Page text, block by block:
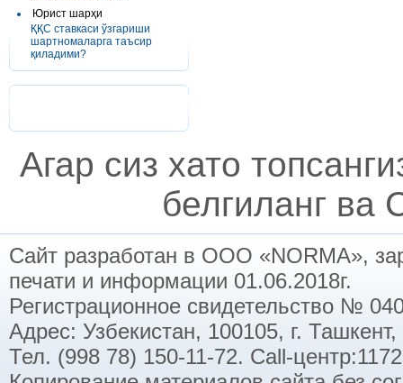
Юрист шарҳи
ҚҚС ставкаси ўзгариши
шартномаларга таъсир
қиладими?
Агар сиз хато
белгиланг ва
Сайт разработан в ООО «NORMA»,
печати и информации 01.06.2018г.
Регистрационное свидетельство №
Адрес: Узбекистан, 100105, г.
Тел. (998 78) 150-11-72. Call-